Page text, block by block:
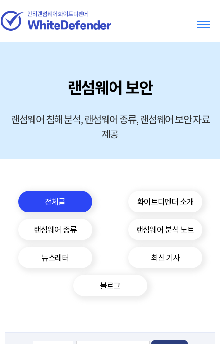
랜섬웨어 보안
랜섬웨어 침해 분석, 랜섬웨어 종류, 랜섬웨어 보안 자료
제공
전체글 화이트디펜더 소개
랜섬웨어 종류 랜섬웨어 분석 노트
뉴스레터 최신 기사
블로그